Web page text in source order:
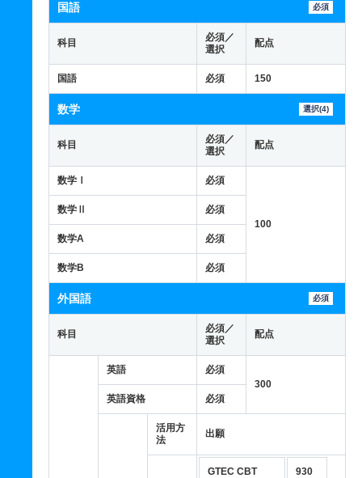
国語 必須
科目
必須／
選択
配点
国語 必須 150
数学 選択(4)
科目
必須／
選択
配点
数学Ⅰ 必須
100
数学Ⅱ 必須
数学A 必須
数学B 必須
外国語 必須
科目
必須／
選択
配点
英語
必須
300
英語資格
必須
活用方
法
出願
GTEC CBT 930